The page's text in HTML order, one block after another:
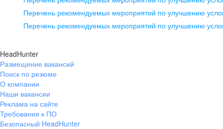
pr@ural.hh.ru
помещение 21
+7 383 207-94-64
pr@nsk.hh.ru
Перечень рекомендуемых мероприятий по улучшению
Перечень рекомендуемых мероприятий по улучшению
HeadHunter
Размещение вакансий
Поиск по резюме
О компании
Наши вакансии
Реклама на сайте
Требования к ПО
Безопасный HeadHunter